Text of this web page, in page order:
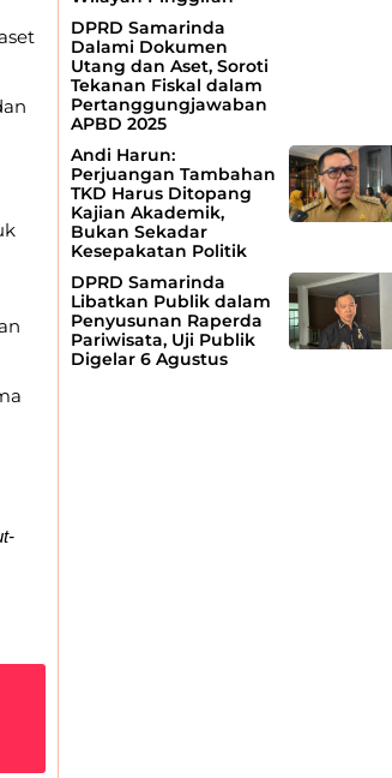
DPRD Samarinda
Dalami Dokumen
Utang dan Aset, Soroti
Tekanan Fiskal dalam
Pertanggungjawaban
APBD 2025
Andi Harun:
Perjuangan Tambahan
TKD Harus Ditopang
Kajian Akademik,
Bukan Sekadar
Kesepakatan Politik
DPRD Samarinda
Libatkan Publik dalam
Penyusunan Raperda
Pariwisata, Uji Publik
Digelar 6 Agustus